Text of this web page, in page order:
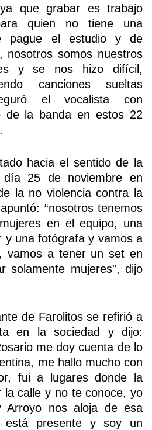
que grabar es trabajo
quien no tiene una
pague el estudio y de
nosotros somos nuestros
y se nos hizo difícil,
canciones sueltas
el vocalista con
de la banda en estos 22
hacia el sentido de la
25 de noviembre en
la no violencia contra la
“nosotros tenemos
en el equipo, una
y una fotógrafa y vamos a
vamos a tener un set en
solamente mujeres”, dijo
de Farolitos se refirió a
en la sociedad y dijo:
me doy cuenta de lo
me hallo mucho con
fui a lugares donde la
la calle y no te conoce, yo
Arroyo nos aloja de esa
está presente y soy un